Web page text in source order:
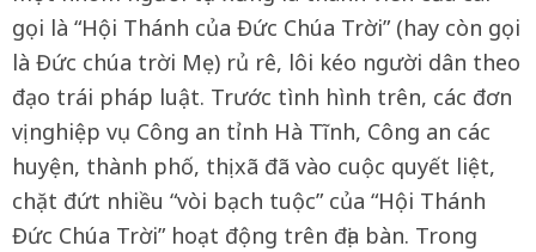
gọi là “Hội Thánh của Đức Chúa Trời” (hay còn gọi
là Đức chúa trời Mẹ) rủ rê, lôi kéo người dân theo
đạo trái pháp luật. Trước tình hình trên, các đơn
vị nghiệp vụ Công an tỉnh Hà Tĩnh, Công an các
huyện, thành phố, thị xã đã vào cuộc quyết liệt,
chặt đứt nhiều “vòi bạch tuộc” của “Hội Thánh
Đức Chúa Trời” hoạt động trên địa bàn. Trong